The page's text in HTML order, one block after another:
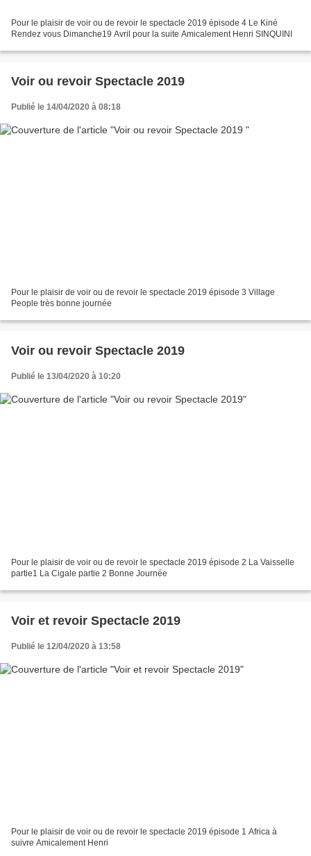
Pour le plaisir de voir ou de revoir le spectacle 2019 épisode 4 Le Kiné
Rendez vous Dimanche19 Avril pour la suite Amicalement Henri SINQUINI
Voir ou revoir Spectacle 2019
Publié le 14/04/2020 à 08:18
Pour le plaisir de voir ou de revoir le spectacle 2019 épisode 3 Village
People très bonne journée
Voir ou revoir Spectacle 2019
Publié le 13/04/2020 à 10:20
Pour le plaisir de voir ou de revoir le spectacle 2019 épisode 2 La Vaisselle
partie1 La Cigale partie 2 Bonne Journée
Voir et revoir Spectacle 2019
Publié le 12/04/2020 à 13:58
Pour le plaisir de voir ou de revoir le spectacle 2019 épisode 1 Africa à
suivre Amicalement Henri